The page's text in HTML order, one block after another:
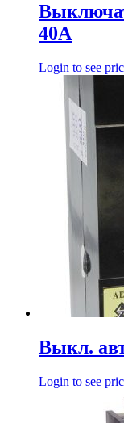
40А
Login to see
Выкл.
Login to see